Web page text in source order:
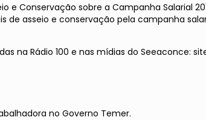
e Conservação sobre a Campanha Salarial
asseio e conservação pela campanha
na Rádio 100 e nas mídias do Seeaconce:
no Governo Temer.